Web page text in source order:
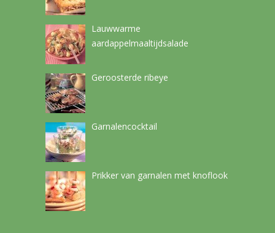
Lauwwarme
aardappelmaaltijdsalade
Geroosterde ribeye
Garnalencocktail
Prikker van garnalen met knoflook